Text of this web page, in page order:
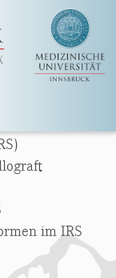
im IRS